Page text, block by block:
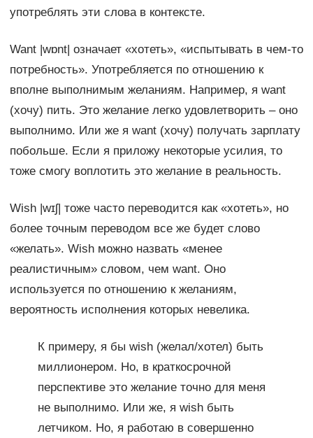
употреблять эти слова в контексте.
Want |wɒnt| означает «хотеть», «испытывать в чем-то
потребность». Употребляется по отношению к
вполне выполнимым желаниям. Например, я want
(хочу) пить. Это желание легко удовлетворить – оно
выполнимо. Или же я want (хочу) получать зарплату
побольше. Если я приложу некоторые усилия, то
тоже смогу воплотить это желание в реальность.
Wish |wɪʃ| тоже часто переводится как «хотеть», но
более точным переводом все же будет слово
«желать». Wish можно назвать «менее
реалистичным» словом, чем want. Оно
используется по отношению к желаниям,
вероятность исполнения которых невелика.
К примеру, я бы wish (желал/хотел) быть
миллионером. Но, в краткосрочной
перспективе это желание точно для меня
не выполнимо. Или же, я wish быть
летчиком. Но, я работаю в совершенно